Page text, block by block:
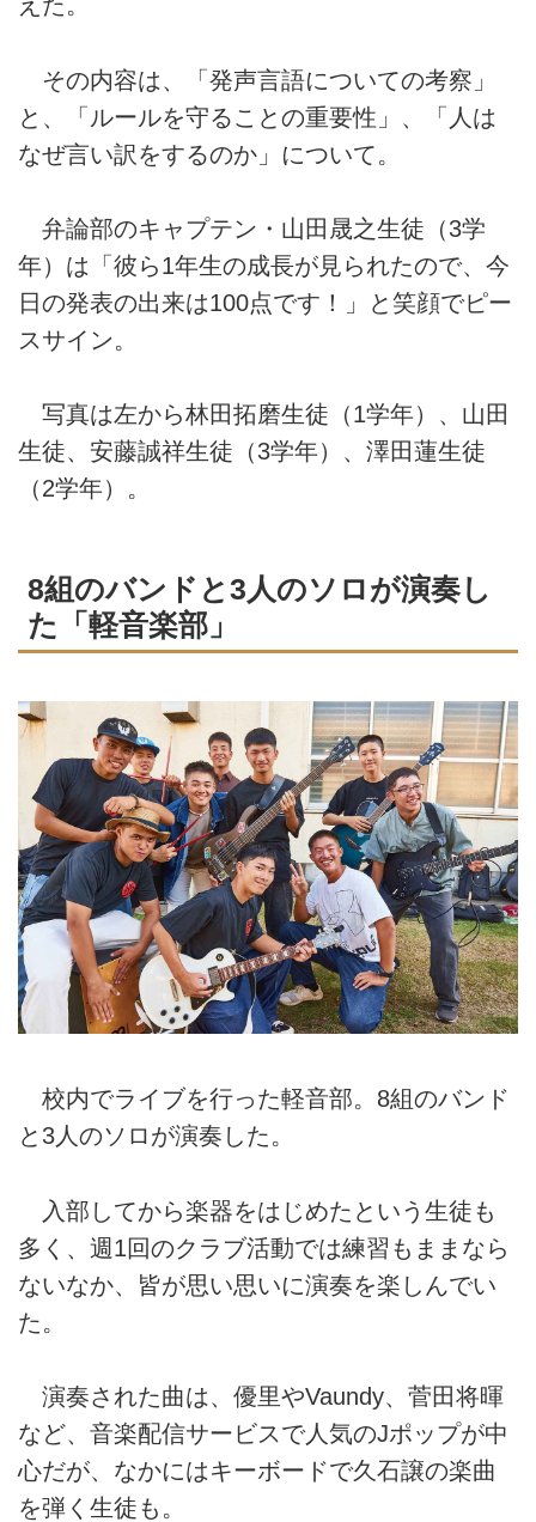
その内容は、「発声言語についての考察」
と、「ルールを守ることの重要性」、「人は
なぜ言い訳をするのか」について。
弁論部のキャプテン・山田晟之生徒（3学
年）は「彼ら1年生の成長が見られたので、今
日の発表の出来は100点です！」と笑顔でピー
スサイン。
写真は左から林田拓磨生徒（1学年）、山田
生徒、安藤誠祥生徒（3学年）、澤田蓮生徒
（2学年）。
8組のバンドと3人のソロが演奏し
た「軽音楽部」
校内でライブを行った軽音部。8組のバンド
と3人のソロが演奏した。
入部してから楽器をはじめたという生徒も
多く、週1回のクラブ活動では練習もままなら
ないなか、皆が思い思いに演奏を楽しんでい
た。
演奏された曲は、優里やVaundy、菅田将暉
など、音楽配信サービスで人気のJポップが中
心だが、なかにはキーボードで久石譲の楽曲
を弾く生徒も。